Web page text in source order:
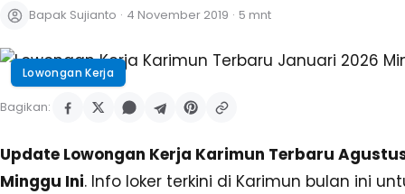
Bapak Sujianto · 4 November 2019 · 5 mnt
Lowongan Kerja
Bagikan:
Update Lowongan Kerja Karimun Terbaru
Minggu Ini. Info loker terkini di Karimun bulan ini